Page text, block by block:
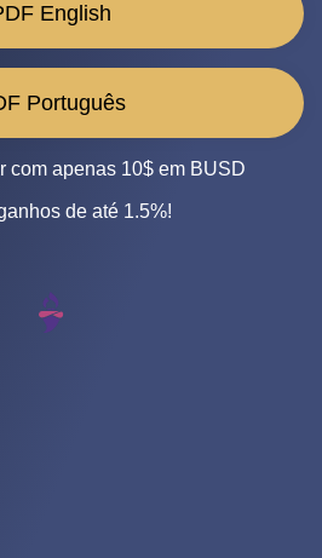
English
Português
com apenas 10$ em BUSD
de até 1.5%!